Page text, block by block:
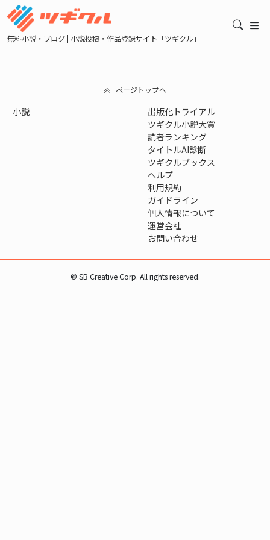
無料小説・ブログ | 小説投稿・作品登録サイト「ツギクル」
ページトップへ
小説
出版化トライアル
ツギクル小説大賞
読者ランキング
タイトルAI診断
ツギクルブックス
ヘルプ
利用規約
ガイドライン
個人情報について
運営会社
お問い合わせ
© SB Creative Corp. All rights reserved.